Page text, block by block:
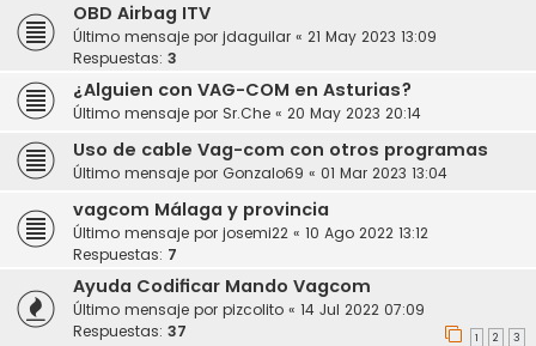
OBD Airbag ITV
Último mensaje por jdaguilar « 21 May 2023 13:09
Respuestas: 3
¿Alguien con VAG-COM en Asturias?
Último mensaje por Sr.Che « 20 May 2023 20:14
Uso de cable Vag-com con otros programas
Último mensaje por Gonzalo69 « 01 Mar 2023 13:04
vagcom Málaga y provincia
Último mensaje por josemi22 « 10 Ago 2022 13:12
Respuestas: 7
Ayuda Codificar Mando Vagcom
Último mensaje por pizcolito « 14 Jul 2022 07:09
Respuestas: 37 1 2 3